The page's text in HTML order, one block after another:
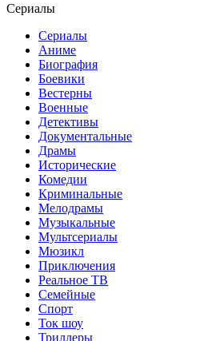
Сериалы
Сериалы
Аниме
Биография
Боевики
Вестерны
Военные
Детективы
Документальные
Драмы
Исторические
Комедии
Криминальные
Мелодрамы
Музыкальные
Мультсериалы
Мюзикл
Приключения
Реальное ТВ
Семейные
Спорт
Ток шоу
Триллеры